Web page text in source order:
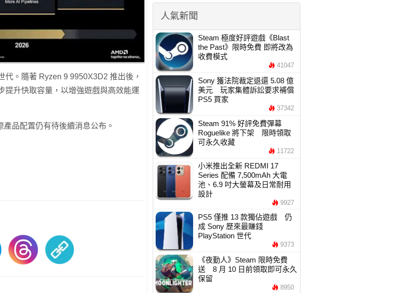
代。隨著 Ryzen 9 9950X3D2 推出後，
提升快取容量，以增強遊戲與高效能運
品配置仍有待後續消息公布。
人氣新聞
Steam 極度好評遊戲《Blast
the Past》限時免費 即將改為
收費模式
41047
Sony 獲法院裁定退還 5.08 億
美元 玩家集體訴訟要求補償
PS5 買家
37342
Steam 91% 好評免費彈幕
Roguelike 將下架 限時領取
可永久收藏
11722
小米推出全新 REDMI 17
Series 配備 7,500mAh 大電
池、6.9 吋大螢幕及日常耐用
設計
9927
PS5 僅推 13 款獨佔遊戲 仍
成 Sony 歷來最賺錢
PlayStation 世代
9373
《夜勤人》Steam 限時免費
送 8 月 10 日前領取即可永久
保留
8950